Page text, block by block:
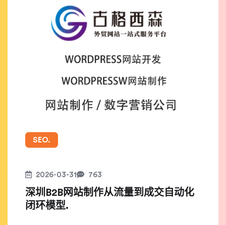
SEO.
2026-03-31 763
深圳B2B网站制作从流量到成交自动化
闭环模型.